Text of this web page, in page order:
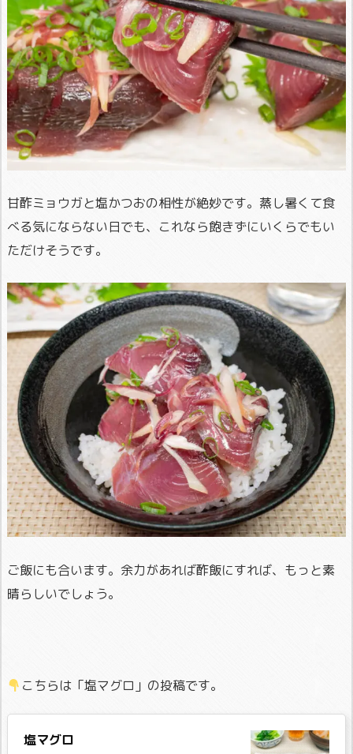
甘酢ミョウガと塩かつおの相性が絶妙です。蒸し暑くて食
べる気にならない日でも、これなら飽きずにいくらでもい
ただけそうです。
ご飯にも合います。余力があれば酢飯にすれば、もっと素
晴らしいでしょう。
こちらは「塩マグロ」の投稿です。
塩マグロ